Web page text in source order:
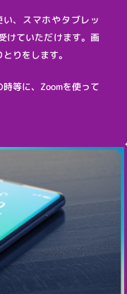
、スマホやタブレッ
けていただけます。画
りをします。
等に、Zoomを使って